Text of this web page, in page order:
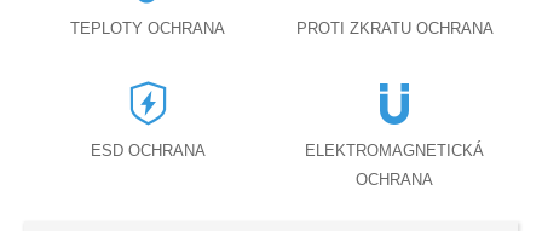
TEPLOTY OCHRANA PROTI ZKRATU OCHRANA
ESD OCHRANA
ELEKTROMAGNETICKÁ
OCHRANA